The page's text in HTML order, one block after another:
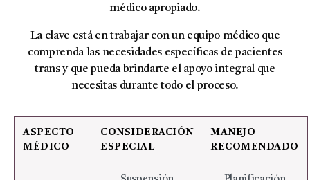
médico apropiado.
La clave está en trabajar con un equipo médico que
comprenda las necesidades específicas de pacientes
trans y que pueda brindarte el apoyo integral que
necesitas durante todo el proceso.
ASPECTO
MÉDICO
CONSIDERACIÓN
ESPECIAL
MANEJO
RECOMENDADO